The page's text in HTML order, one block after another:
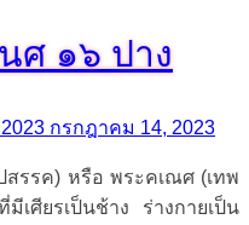
ศ ๑๖ ปาง
กรกฎาคม 14, 2023
สรรค) หรือ พระคเณศ (เทพ
เศียรเป็นช้าง ร่างกายเป็น